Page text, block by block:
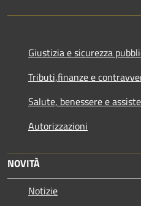
Giustizia e sicurezza
Tributi,finanze e
Salute, benessere e
Autorizzazioni
NOVITÀ
Notizie